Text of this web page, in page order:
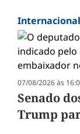
Internacional
07/08/2026 às
Senado
Trump